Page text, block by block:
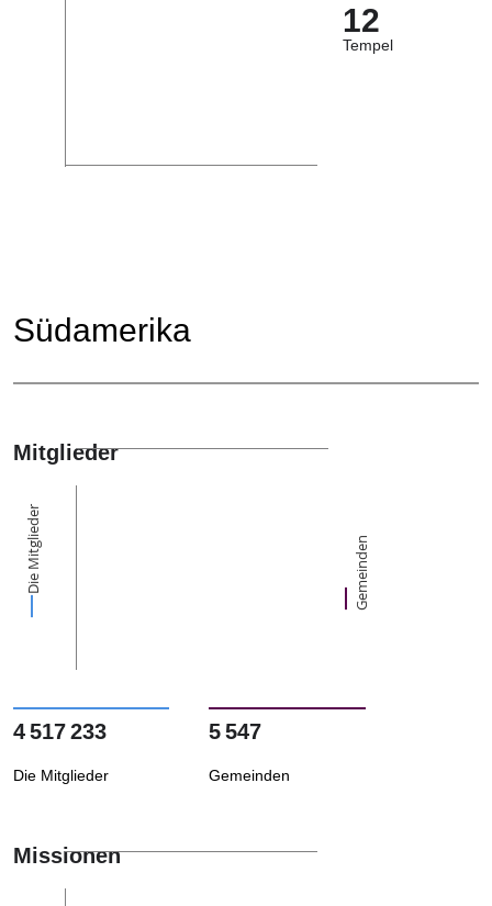
12
Tempel
Südamerika
Mitglieder
Die Mitglieder Gemeinden
4 517 233
Die Mitglieder
5 547
Gemeinden
Missionen